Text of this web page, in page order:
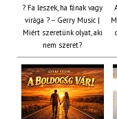
? Fa leszek, ha fának vagy
virága ? – Gerry Music |
Miért szeretünk olyat, aki
nem szeret?